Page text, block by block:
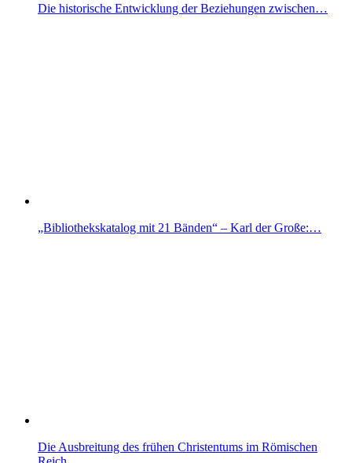
Die historische Entwicklung der Beziehungen zwischen…
„Bibliothekskatalog mit 21 Bänden“ – Karl der Große:…
Die Ausbreitung des frühen Christentums im Römischen